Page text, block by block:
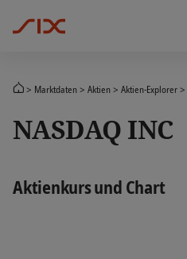
Marktdaten Aktien Aktien-Explorer
NASDAQ INC
Aktienkurs und Chart